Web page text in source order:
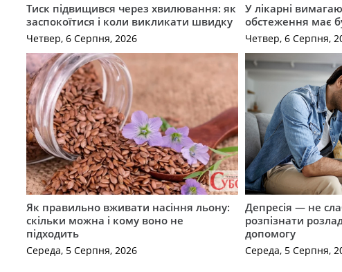
Тиск підвищився через хвилювання: як
заспокоїтися і коли викликати швидку
Четвер, 6 Серпня, 2026
У лікарні
обстеження має
Четвер, 6 Серпня,
Як правильно вживати насіння льону:
скільки можна і кому воно не
підходить
Середа, 5 Серпня, 2026
Депресія — не
розпізнати
допомогу
Середа, 5 Серпня,